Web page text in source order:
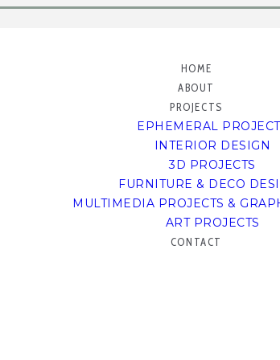
HOME
ABOUT
PROJECTS
EPHEMERAL
INTERIOR DESIGN
3D PROJECTS
FURNITURE & DECO
MULTIMEDIA PROJECTS &
ART PROJECTS
CONTACT